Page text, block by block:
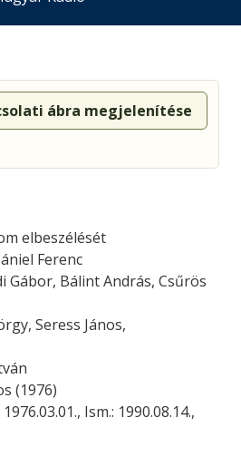
ábra megjelenítése
elbeszélését
Ferenc
Gábor, Bálint András, Csűrös
Seress János,
(1976)
Ism.: 1990.08.14.,